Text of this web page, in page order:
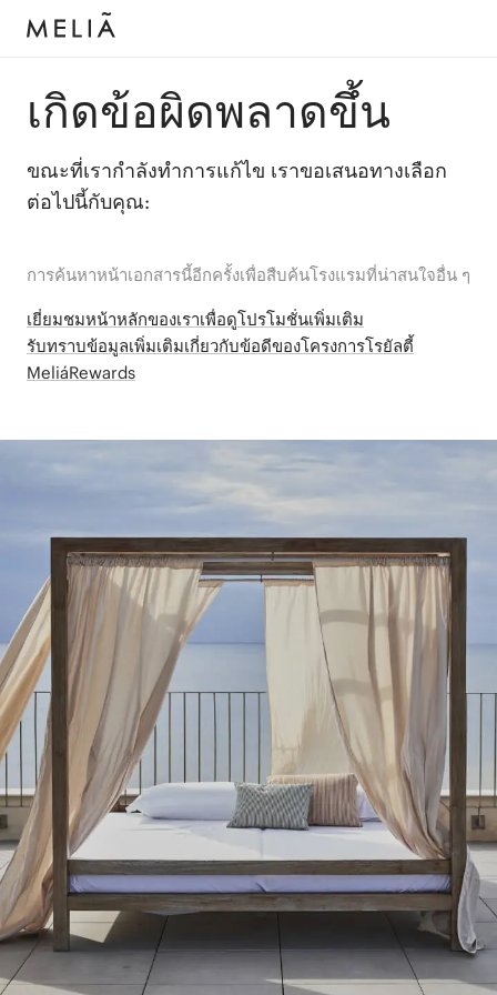
เกิดข้อผิดพลาดขึ้น
ขณะที่เรากำลังทำการแก้ไข เราขอเสนอทางเลือก
ต่อไปนี้กับคุณ:
การค้นหาหน้าเอกสารนี้อีกครั้งเพื่อสืบค้นโรงแรมที่น่าสนใจอื่น ๆ
เยี่ยมชมหน้าหลักของเราเพื่อดูโปรโมชั่นเพิ่มเติม
รับทราบข้อมูลเพิ่มเติมเกี่ยวกับข้อดีของโครงการโรยัลตี้
MeliáRewards